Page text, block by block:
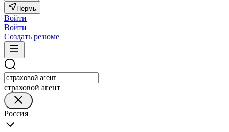
Пермь
Войти
Войти
Создать резюме
страховой агент
Россия